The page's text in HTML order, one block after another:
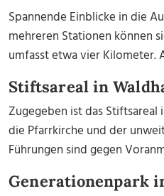
Spannende Einblicke in die
mehreren Stationen können
umfasst etwa vier Kilometer.
Stiftsareal in
Zugegeben ist das
die Pfarrkirche und der
Führungen sind gegen
Generationenpark